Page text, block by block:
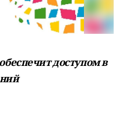
доступом в
й